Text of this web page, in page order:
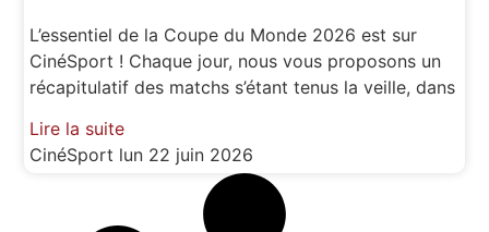
L’essentiel de la Coupe du Monde 2026 est sur
CinéSport ! Chaque jour, nous vous proposons un
récapitulatif des matchs s’étant tenus la veille, dans
Lire la suite
CinéSport lun 22 juin 2026